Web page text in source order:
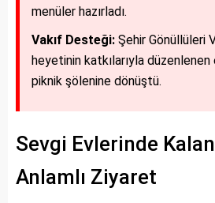
menüler hazırladı.
Vakıf Desteği: Şehir Gönüllüleri
heyetinin katkılarıyla
piknik şölenine dönüştü.
Sevgi Evlerinde
Anlamlı Ziyaret